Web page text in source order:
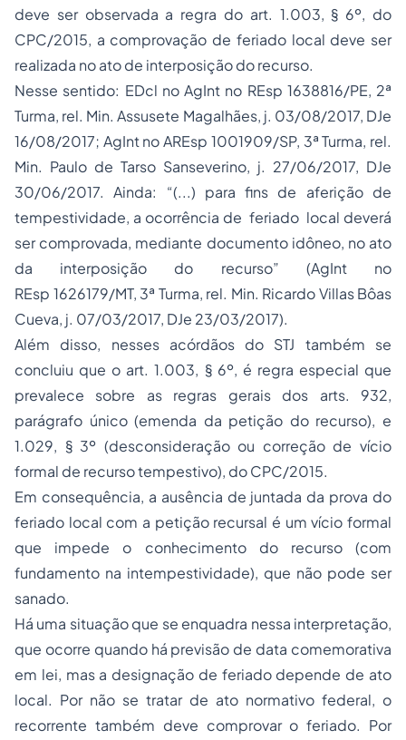
deve ser observada a regra do art. 1.003, § 6º, do
CPC/2015, a comprovação de feriado local deve ser
realizada no ato de interposição do recurso.
Nesse sentido: EDcl no AgInt no REsp 1638816/PE, 2ª
Turma, rel. Min. Assusete Magalhães, j. 03/08/2017, DJe
16/08/2017; AgInt no AREsp 1001909/SP, 3ª Turma, rel.
Min. Paulo de Tarso Sanseverino, j. 27/06/2017, DJe
30/06/2017. Ainda: “(...) para fins de aferição de
tempestividade, a ocorrência de feriado local deverá
ser comprovada, mediante documento idôneo, no ato
da interposição do recurso” (AgInt no
REsp 1626179/MT, 3ª Turma, rel. Min. Ricardo Villas Bôas
Cueva, j. 07/03/2017, DJe 23/03/2017).
Além disso, nesses acórdãos do STJ também se
concluiu que o art. 1.003, § 6º, é regra especial que
prevalece sobre as regras gerais dos arts. 932,
parágrafo único (emenda da petição do recurso), e
1.029, § 3º (desconsideração ou correção de vício
formal de recurso tempestivo), do CPC/2015.
Em consequência, a ausência de juntada da prova do
feriado local com a petição recursal é um vício formal
que impede o conhecimento do recurso (com
fundamento na intempestividade), que não pode ser
sanado.
Há uma situação que se enquadra nessa interpretação,
que ocorre quando há previsão de data comemorativa
em lei, mas a designação de feriado depende de ato
local. Por não se tratar de ato normativo federal, o
recorrente também deve comprovar o feriado. Por